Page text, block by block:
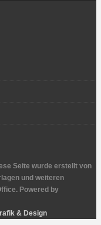
Seite wurde erstellt von
und weiteren
Powered by
& Design